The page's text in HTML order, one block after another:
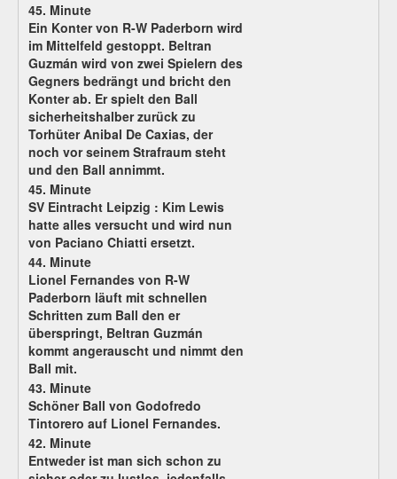
45. Minute
Ein Konter von R-W Paderborn wird
im Mittelfeld gestoppt. Beltran
Guzmán wird von zwei Spielern des
Gegners bedrängt und bricht den
Konter ab. Er spielt den Ball
sicherheitshalber zurück zu
Torhüter Anibal De Caxias, der
noch vor seinem Strafraum steht
und den Ball annimmt.
45. Minute
SV Eintracht Leipzig : Kim Lewis
hatte alles versucht und wird nun
von Paciano Chiatti ersetzt.
44. Minute
Lionel Fernandes von R-W
Paderborn läuft mit schnellen
Schritten zum Ball den er
überspringt, Beltran Guzmán
kommt angerauscht und nimmt den
Ball mit.
43. Minute
Schöner Ball von Godofredo
Tintorero auf Lionel Fernandes.
42. Minute
Entweder ist man sich schon zu